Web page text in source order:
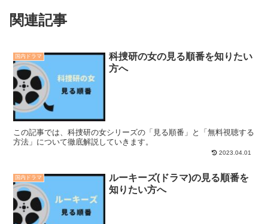
関連記事
国内ドラマ
科捜研の女の見る順番を知りたい
方へ
この記事では、科捜研の女シリーズの「見る順番」と「無料視聴する
方法」について徹底解説していきます。
2023.04.01
国内ドラマ
ルーキーズ(ドラマ)の見る順番を
知りたい方へ